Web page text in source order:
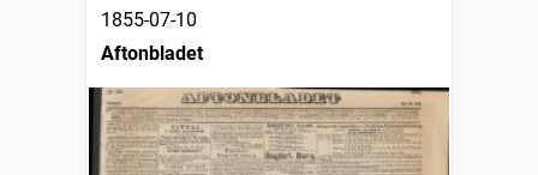
1855-07-10
Aftonbladet